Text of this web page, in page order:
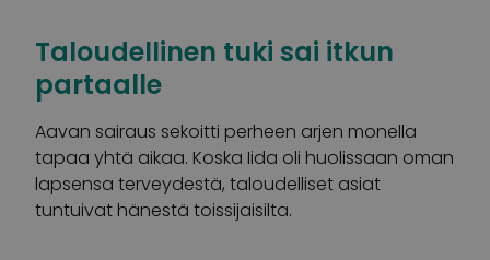
Taloudellinen tuki sai itkun
partaalle
Aavan sairaus sekoitti perheen arjen monella
tapaa yhtä aikaa. Koska Iida oli huolissaan oman
lapsensa terveydestä, taloudelliset asiat
tuntuivat hänestä toissijaisilta.